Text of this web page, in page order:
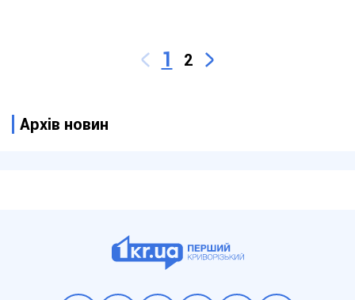
1 2
Архів новин